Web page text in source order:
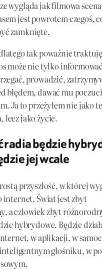
wygląda jak filmowa scena
jest powrotem czegoś,
zamknięte.
tak poważnie
może nie tylko
prowadzić,
błędem, dawać mu
Ja to przeżyłem nie jako
lecz jako życie.
radia będzie
jej wcale
przyszłość, w której
internet. Świat jest zbyt
a człowiek zbyt
hybrydowe. Będzie
w aplikacji, w
głośniku, w